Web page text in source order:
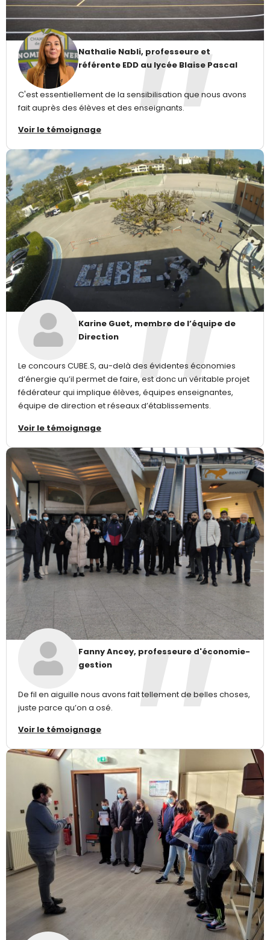
Nathalie Nabli, professeure et
référente EDD au lycée Blaise Pascal
C'est essentiellement de la sensibilisation que nous avons
fait auprès des élèves et des enseignants.
Voir le témoignage
Karine Guet, membre de l’équipe de
Direction
Le concours CUBE.S, au-delà des évidentes économies
d’énergie qu’il permet de faire, est donc un véritable projet
fédérateur qui implique élèves, équipes enseignantes,
équipe de direction et réseaux d’établissements.
Voir le témoignage
Fanny Ancey, professeure d'économie-
gestion
De fil en aiguille nous avons fait tellement de belles choses,
juste parce qu’on a osé.
Voir le témoignage